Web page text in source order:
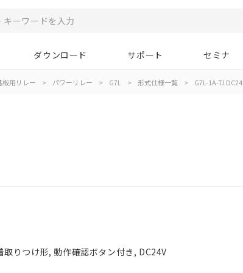
ダウンロード サポート セミナ
板用リレー > パワーリレー > G7L > 形式仕様一覧 > G7L-1A-TJ DC24
りつけ形, 動作確認ボタン付き, DC24V